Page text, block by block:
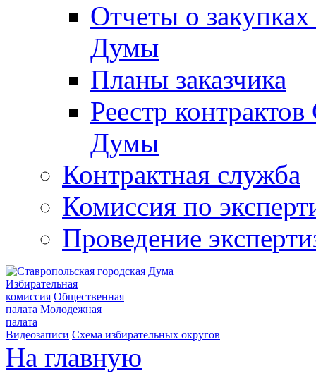
Отчеты о
Думы
Планы заказчика
Реестр
Думы
Контрактная служба
Комиссия по
Проведение
Избирательная
комиссия Общественная
палата Молодежная
палата
Видеозаписи Схема избирательных округов
На главную